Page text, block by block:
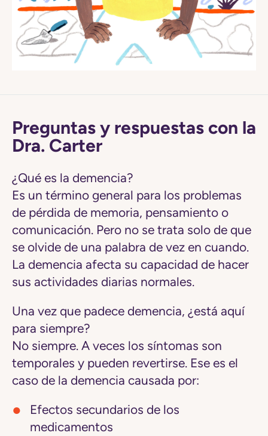
Preguntas y respuestas con la
Dra. Carter
¿Qué es la demencia?
Es un término general para los problemas
de pérdida de memoria, pensamiento o
comunicación. Pero no se trata solo de que
se olvide de una palabra de vez en cuando.
La demencia afecta su capacidad de hacer
sus actividades diarias normales.
Una vez que padece demencia, ¿está aquí
para siempre?
No siempre. A veces los síntomas son
temporales y pueden revertirse. Ese es el
caso de la demencia causada por:
Efectos secundarios de los
medicamentos